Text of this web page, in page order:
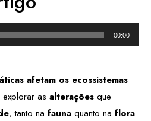
00:00
afetam os ecossistemas
as alterações que
, tanto na fauna quanto na flora